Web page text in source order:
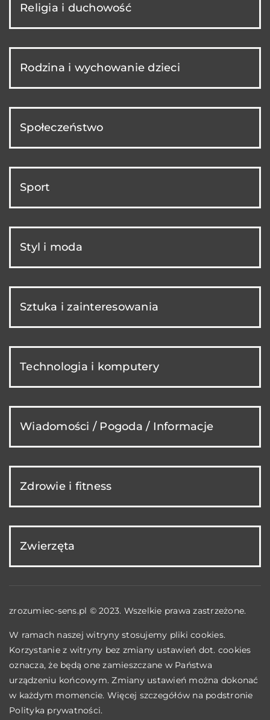
Religia i duchowość
Rodzina i wychowanie dzieci
Społeczeństwo
Sport
Styl i moda
Sztuka i zainteresowania
Technologia i komputery
Wiadomości / Pogoda / Informacje
Zdrowie i fitness
Zwierzęta
zrozumiec-sens.pl © 2023. Wszelkie prawa zastrzeżone.
W ramach naszej witryny stosujemy pliki cookies.
Korzystanie z witryny bez zmiany ustawień dot. cookies
oznacza, że będą one zamieszczane w Państwa
urządzeniu końcowym. Zmiany ustawień można dokonać
w każdym momencie. Więcej szczegółów na podstronie
Polityka prywatności.